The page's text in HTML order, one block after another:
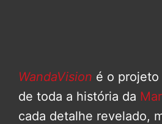
WandaVision é o projeto
de toda a história da
cada detalhe revelado,